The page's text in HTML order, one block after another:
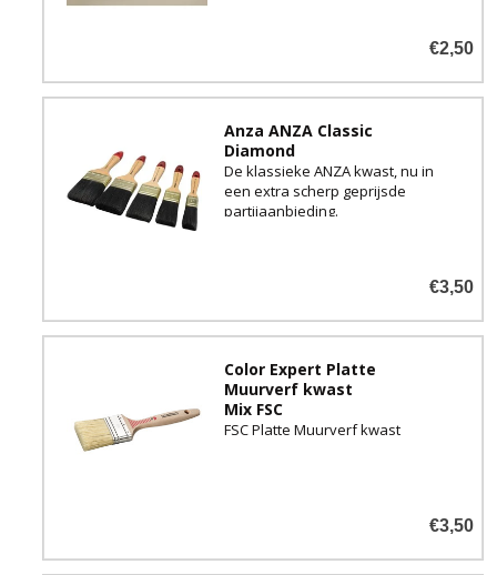
€2,50
Anza ANZA Classic
Diamond
De klassieke ANZA kwast, nu in
een extra scherp geprijsde
partijaanbieding.
€3,50
Color Expert Platte
Muurverf kwast
Mix FSC
FSC Platte Muurverf kwast
€3,50